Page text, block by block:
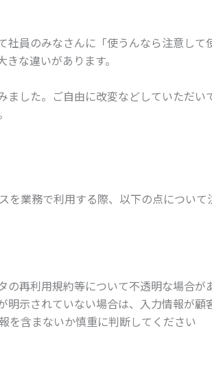
社員のみなさんに「使うんなら注意して
な違いがあります。
ました。ご自由に改変などしていただい
を業務で利用する際、以下の点について
の再利用規約等について不透明な場合が
明示されていない場合は、入力情報が顧
を含まないか慎重に判断してください